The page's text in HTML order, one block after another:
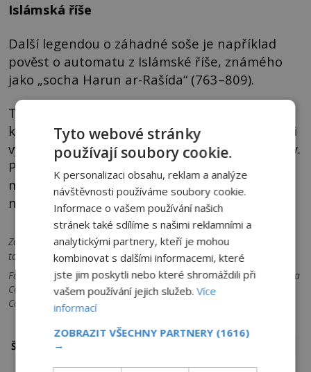
Islámská říše
Další legendou o záhadné soše je například
pověst o automatu z Islámské říše, známého
jako „socha Harun ar-Rašída“ (763–809).
Tato socha údajně stála v Bagdádu na dvoře
kalifa a byla schopná nejen pohybovat se, ale i
vydávat zvuky, čímž ohromovala své současníky.
Podle některých zdrojů šlo o pokročilý
mechanický automat, který dokázal
napodobovat lidskou řeč a gesta.
Zdroje informací:en.wikipedia.org, časopis Mystery, Almanach
tajemna
Foto: Pixabay, Tommaso da Modena, Public domain, via Wikimedia
Commons, See page for author, Public domain, via Wikimedia
Commons, See page for author
Štítky: papež
Tyto webové stránky
používají soubory cookie.
K personalizaci obsahu, reklam a analýze
návštěvnosti používáme soubory cookie.
Informace o vašem používání našich
stránek také sdílíme s našimi reklamními a
analytickými partnery, kteří je mohou
kombinovat s dalšími informacemi, které
jste jim poskytli nebo které shromáždili při
vašem používání jejich služeb.Více
informací
ZOBRAZIT VŠECHNY PARTNERY (1616)
→